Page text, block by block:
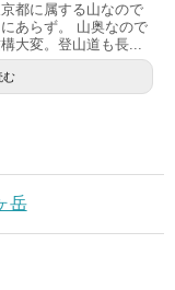
都に属する山なので
あらず。 山奥なので
大変。登山道も長...
む
岳